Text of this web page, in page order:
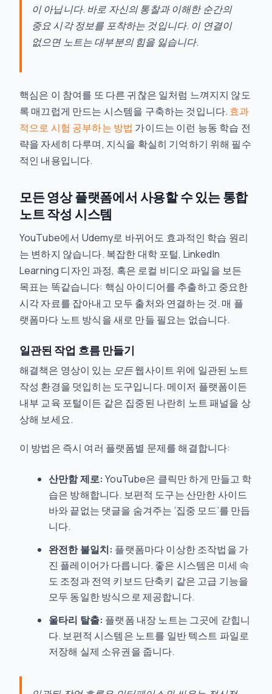
이 아닙니다. 바로 자신의 통찰과 이해한 순간의
중요 시각 정보를 포착하는 것입니다. 이 연결이
없으면 노트는 대부분의 힘을 잃습니다.
핵심은 이 참여를 또 다른 귀찮은 일처럼 느껴지지 않도
록 매끄럽게 만드는 시스템을 구축하는 것입니다. 효과
적으로 시험 공부하는 방법 가이드는 이런 능동 학습 전
략을 자세히 다루며, 지식을 확실히 기억하기 위해 필수
적인 내용입니다.
모든 영상 플랫폼에서 사용할 수 있는 통합
노트 작성 시스템
YouTube에서 Udemy로 바뀌어도 효과적인 학습 원리
는 변하지 않습니다. 복잡한 대학 포털, LinkedIn
Learning 디자인 과정, 혹은 로컬 비디오 파일을 보든
목표는 똑같습니다: 핵심 아이디어를 추출하고 중요한
시각 자료를 잡아내고 모두 출처와 연결하는 것. 매 플
랫폼마다 노트 방식을 새로 만들 필요는 없습니다.
일관된 작업 흐름 만들기
해결책은 영상이 있는 모든웹사이트 위에 일관된 노트
작성 환경을 덧입히는 도구입니다. 메이저 플랫폼이든
내부 교육 포털이든 같은 집중된 나란히 노트 패널을 상
상해 보세요.
이 방법은 즉시 여러 플랫폼별 문제를 해결합니다:
산만함 제로: YouTube은 클릭만 하게 만들고 학
습은 방해합니다. 보편적 도구는 산만한 사이드
바와 끝없는 댓글을 숨겨주는 ‘집중 모드’를 만듭
니다.
완전한 불일치: 플랫폼마다 이상한 조작법을 가
진 플레이어가 다릅니다. 좋은 시스템은 미세 속
도 조정과 전역 키보드 단축키 같은 고급 기능을
모두 동일한 방식으로 제공합니다.
울타리 탈출: 플랫폼 내장 노트는 그곳에 갇힙니
다. 보편적 시스템은 노트를 일반 텍스트 파일로
저장해 실제 소유권을 줍니다.